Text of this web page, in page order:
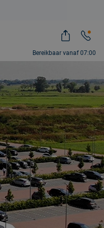
Bereikbaar vanaf 07:00